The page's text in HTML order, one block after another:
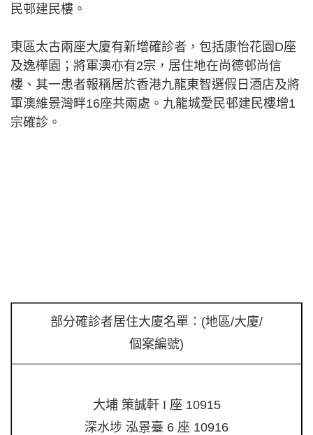
民邨建民樓。
東區太古兩座大廈有新增確診者，包括康怡花園D座
及逸樺園；將軍澳亦有2宗，居住地在尚德邨尚信
樓、其一患者報稱居於香港九龍東智選假日酒店及將
軍澳維景灣畔16座共兩處。九龍城愛民邨建民樓增1
宗確診。
部分確診者居住大廈名單：(地區/大廈/
個案編號)
大埔 策誠軒 I 座 10915
深水埗 泓景臺 6 座 10916